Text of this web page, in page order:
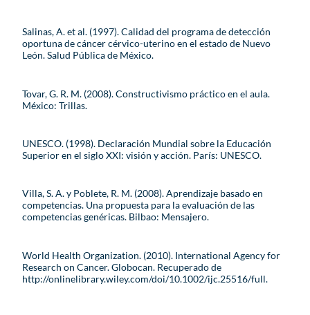
Salinas, A. et al. (1997). Calidad del programa de detección
oportuna de cáncer cérvico-uterino en el estado de Nuevo
León. Salud Pública de México.
Tovar, G. R. M. (2008). Constructivismo práctico en el aula.
México: Trillas.
UNESCO. (1998). Declaración Mundial sobre la Educación
Superior en el siglo XXI: visión y acción. París: UNESCO.
Villa, S. A. y Poblete, R. M. (2008). Aprendizaje basado en
competencias. Una propuesta para la evaluación de las
competencias genéricas. Bilbao: Mensajero.
World Health Organization. (2010). International Agency for
Research on Cancer. Globocan. Recuperado de
http://onlinelibrary.wiley.com/doi/10.1002/ijc.25516/full.